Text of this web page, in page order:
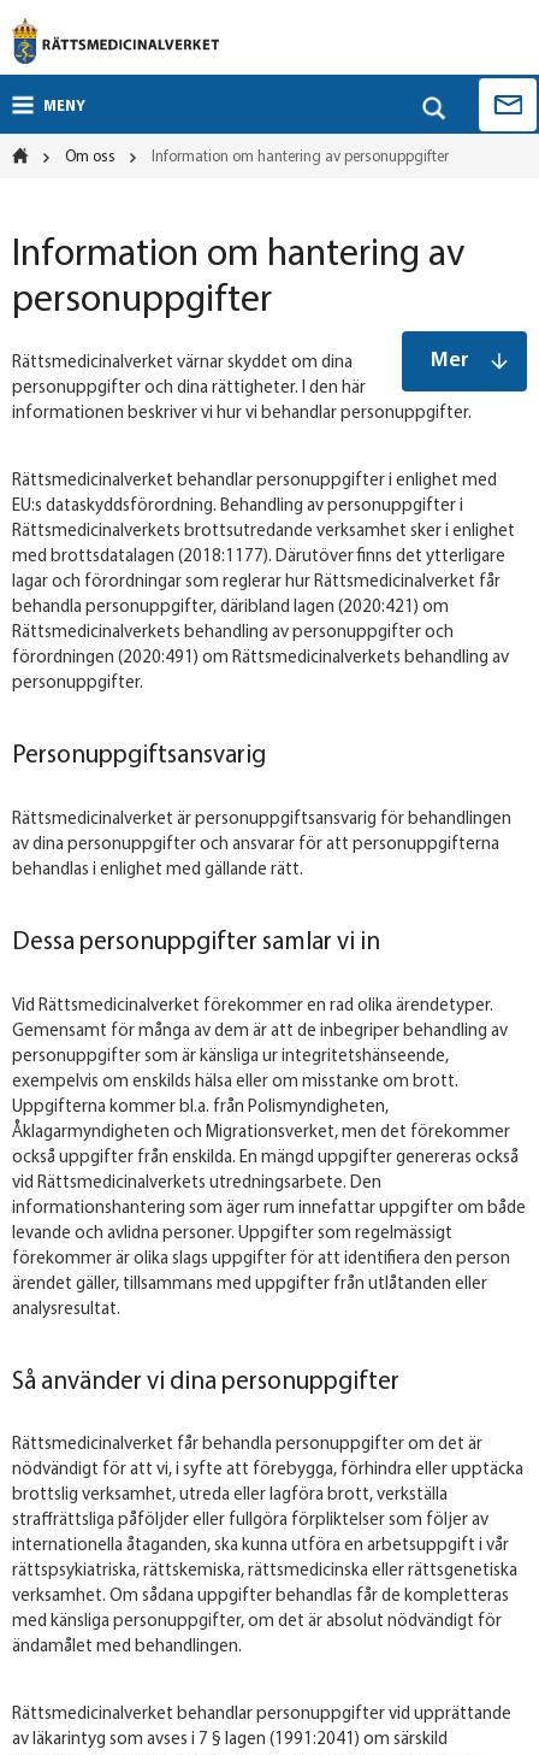
MENY
Om oss Information om hantering av personuppgifter
Information om hantering av
personuppgifter
Mer
Rättsmedicinalverket värnar skyddet om dina
personuppgifter och dina rättigheter. I den här
informationen beskriver vi hur vi behandlar personuppgifter.
Rättsmedicinalverket behandlar personuppgifter i enlighet med
EU:s dataskyddsförordning. Behandling av personuppgifter i
Rättsmedicinalverkets brottsutredande verksamhet sker i enlighet
med brottsdatalagen (2018:1177). Därutöver finns det ytterligare
lagar och förordningar som reglerar hur Rättsmedicinalverket får
behandla personuppgifter, däribland lagen (2020:421) om
Rättsmedicinalverkets behandling av personuppgifter och
förordningen (2020:491) om Rättsmedicinalverkets behandling av
personuppgifter.
Personuppgiftsansvarig
Rättsmedicinalverket är personuppgiftsansvarig för behandlingen
av dina personuppgifter och ansvarar för att personuppgifterna
behandlas i enlighet med gällande rätt.
Dessa personuppgifter samlar vi in
Vid Rättsmedicinalverket förekommer en rad olika ärendetyper.
Gemensamt för många av dem är att de inbegriper behandling av
personuppgifter som är känsliga ur integritetshänseende,
exempelvis om enskilds hälsa eller om misstanke om brott.
Uppgifterna kommer bl.a. från Polismyndigheten,
Åklagarmyndigheten och Migrationsverket, men det förekommer
också uppgifter från enskilda. En mängd uppgifter genereras också
vid Rättsmedicinalverkets utredningsarbete. Den
informationshantering som äger rum innefattar uppgifter om både
levande och avlidna personer. Uppgifter som regelmässigt
förekommer är olika slags uppgifter för att identifiera den person
ärendet gäller, tillsammans med uppgifter från utlåtanden eller
analysresultat.
Så använder vi dina personuppgifter
Rättsmedicinalverket får behandla personuppgifter om det är
nödvändigt för att vi, i syfte att förebygga, förhindra eller upptäcka
brottslig verksamhet, utreda eller lagföra brott, verkställa
straffrättsliga påföljder eller fullgöra förpliktelser som följer av
internationella åtaganden, ska kunna utföra en arbetsuppgift i vår
rättspsykiatriska, rättskemiska, rättsmedicinska eller rättsgenetiska
verksamhet. Om sådana uppgifter behandlas får de kompletteras
med känsliga personuppgifter, om det är absolut nödvändigt för
ändamålet med behandlingen.
Rättsmedicinalverket behandlar personuppgifter vid upprättande
av läkarintyg som avses i 7 § lagen (1991:2041) om särskild